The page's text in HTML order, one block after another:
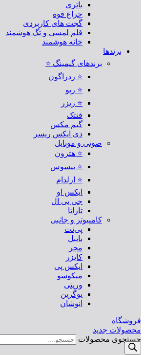
باتری
چراغ قوه
گجت های کاربردی
قلم لمسی و تگ هوشمند
خانه هوشمند
برندها
برندهای گیمینگ ⭐
⭐ ردراگون
⭐ رپو
⭐ ریزر
فنتک
گیم مکس
دی ایکس ریسر
صوتی و موبایل
⭐ هترون
⭐ بیسوس
⭐ ارلدام
ایکس او
جی بی ال
تازاتا
کامپیوتر و جانبی
پی‌نت
بایبل
مچر
کایزر
ایکس پی
میکوسو
وریتی
یوگرین
انوشان
فروشگاه
محصولات جدید
جستجوی محصولات